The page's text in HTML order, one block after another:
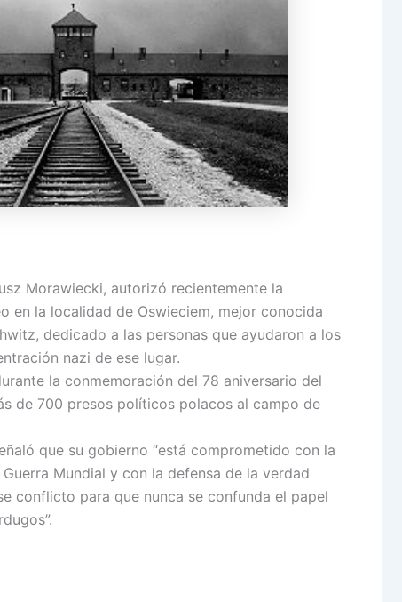
Morawiecki, autorizó recientemente la
en la localidad de Oswieciem, mejor conocida
dedicado a las personas que ayudaron a los
nazi de ese lugar.
la conmemoración del 78 aniversario del
de 700 presos políticos polacos al campo de
que su gobierno “está comprometido con la
Mundial y con la defensa de la verdad
conflicto para que nunca se confunda el papel